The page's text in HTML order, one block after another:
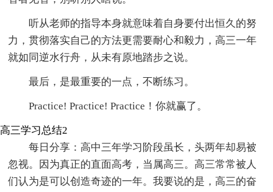
听从老师的指导本身就意味着自身要付出恒久的努
力，贯彻落实自己的方法更需要耐心和毅力，高三一年
就如同逆水行舟，从未有原地踏步之说。
最后，是最重要的一点，不断练习。
Practice! Practice! Practice！你就赢了。
高三学习总结2
每日分享：高中三年学习阶段虽长，头两年却易被
忽视。因为真正的直面高考，当属高三。高三常常被人
们认为是可以创造奇迹的一年。我要说的是，高三的奋